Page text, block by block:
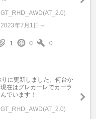
GT_RHD_AWD(AT_2.0)
2023年7月1日～
1 0 0
に更新しました。何台か
在はグレカーレでカーラ
でいます！
GT_RHD_AWD(AT_2.0)